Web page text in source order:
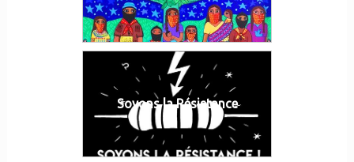
Soyons la Résistance